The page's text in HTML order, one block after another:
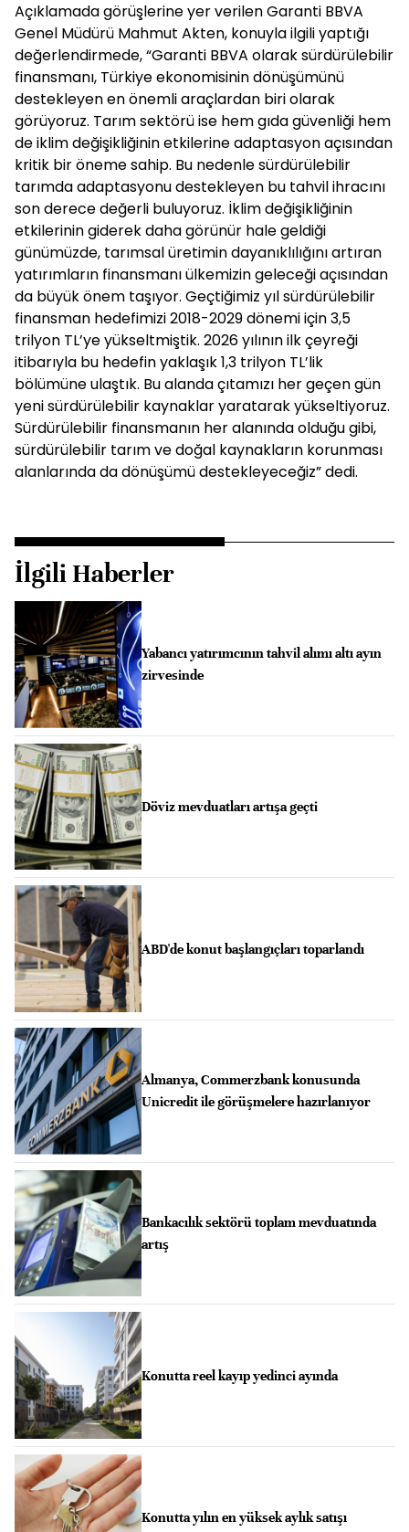
Açıklamada görüşlerine yer verilen Garanti BBVA
Genel Müdürü Mahmut Akten, konuyla ilgili yaptığı
değerlendirmede, “Garanti BBVA olarak sürdürülebilir
finansmanı, Türkiye ekonomisinin dönüşümünü
destekleyen en önemli araçlardan biri olarak
görüyoruz. Tarım sektörü ise hem gıda güvenliği hem
de iklim değişikliğinin etkilerine adaptasyon açısından
kritik bir öneme sahip. Bu nedenle sürdürülebilir
tarımda adaptasyonu destekleyen bu tahvil ihracını
son derece değerli buluyoruz. İklim değişikliğinin
etkilerinin giderek daha görünür hale geldiği
günümüzde, tarımsal üretimin dayanıklılığını artıran
yatırımların finansmanı ülkemizin geleceği açısından
da büyük önem taşıyor. Geçtiğimiz yıl sürdürülebilir
finansman hedefimizi 2018-2029 dönemi için 3,5
trilyon TL’ye yükseltmiştik. 2026 yılının ilk çeyreği
itibarıyla bu hedefin yaklaşık 1,3 trilyon TL’lik
bölümüne ulaştık. Bu alanda çıtamızı her geçen gün
yeni sürdürülebilir kaynaklar yaratarak yükseltiyoruz.
Sürdürülebilir finansmanın her alanında olduğu gibi,
sürdürülebilir tarım ve doğal kaynakların korunması
alanlarında da dönüşümü destekleyeceğiz” dedi.
İlgili Haberler
Yabancı yatırımcının tahvil alımı altı ayın
zirvesinde
Döviz mevduatları artışa geçti
ABD'de konut başlangıçları toparlandı
Almanya, Commerzbank konusunda
Unicredit ile görüşmelere hazırlanıyor
Bankacılık sektörü toplam mevduatında
artış
Konutta reel kayıp yedinci ayında
Konutta yılın en yüksek aylık satışı